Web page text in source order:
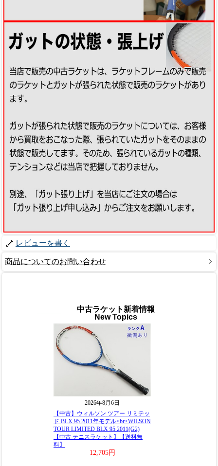
レビューを書く
商品についてのお問い合わせ
中古ラケット新着情報
New Topics